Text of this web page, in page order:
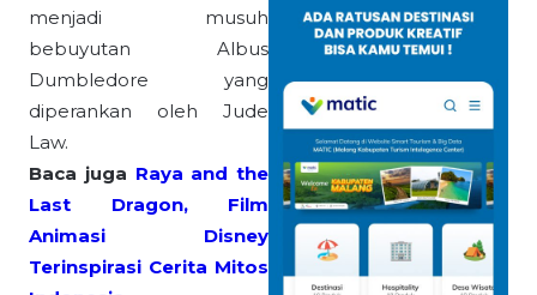
menjadi musuh
bebuyutan Albus
Dumbledore yang
diperankan oleh Jude
Law.
Baca juga Raya and the
Last Dragon, Film
Animasi Disney
Terinspirasi Cerita Mitos